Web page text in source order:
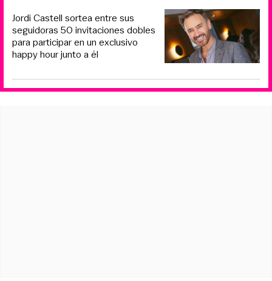
Jordi Castell sortea entre sus
seguidoras 50 invitaciones dobles
para participar en un exclusivo
happy hour junto a él